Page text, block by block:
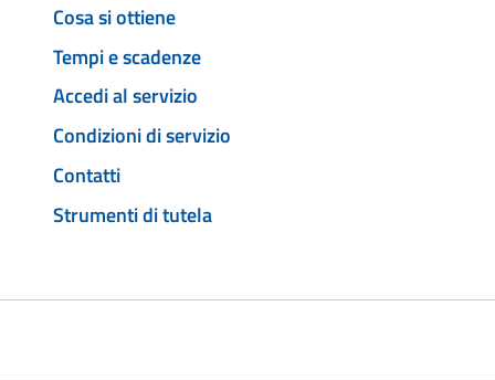
Cosa si ottiene
Tempi e scadenze
Accedi al servizio
Condizioni di servizio
Contatti
Strumenti di tutela